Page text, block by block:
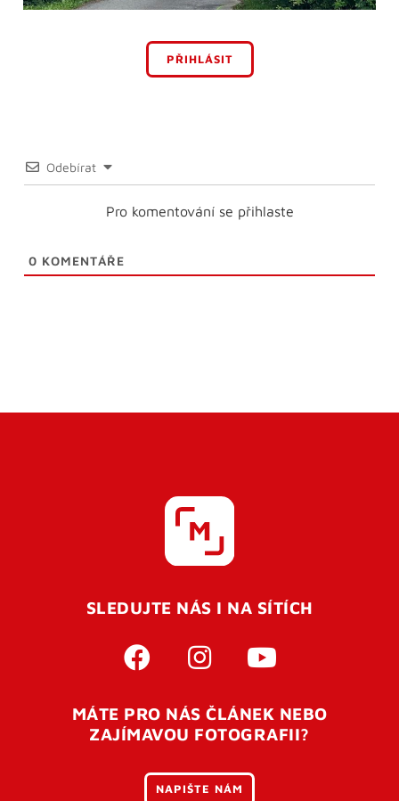
PŘIHLÁSIT
Odebírat
Pro komentování se přihlaste
0 KOMENTÁŘE
SLEDUJTE NÁS I NA SÍTÍCH
MÁTE PRO NÁS ČLÁNEK NEBO
ZAJÍMAVOU FOTOGRAFII?
NAPIŠTE NÁM